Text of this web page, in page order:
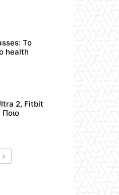
Το
health
2, Fitbit